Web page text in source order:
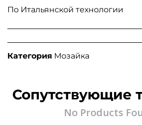
По Итальянской технологии
Категория Мозайка
Сопутствующие
No Products